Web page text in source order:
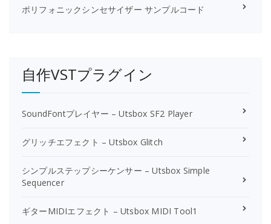
ポリフォニックシンセサイザー サンプルコード
自作VSTプラグイン
SoundFontプレイヤー – Utsbox SF2 Player
グリッチエフェクト – Utsbox Glitch
シンプルステップシーケンサー – Utsbox Simple
Sequencer
ギターMIDIエフェクト – Utsbox MIDI Tool1